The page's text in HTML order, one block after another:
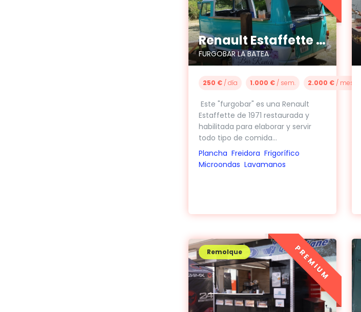
Renault Estaffette 1971
FURGOBAR LA BATEA
250 €/ día 1.000 €/ sem. 2.000 €/ mes
Este "furgobar" es una Renault
Estaffette de 1971 restaurada y
habilitada para elaborar y servir
todo tipo de comida...
Plancha Freidora Frigorífico
Microondas Lavamanos
Remolque PREMIUM